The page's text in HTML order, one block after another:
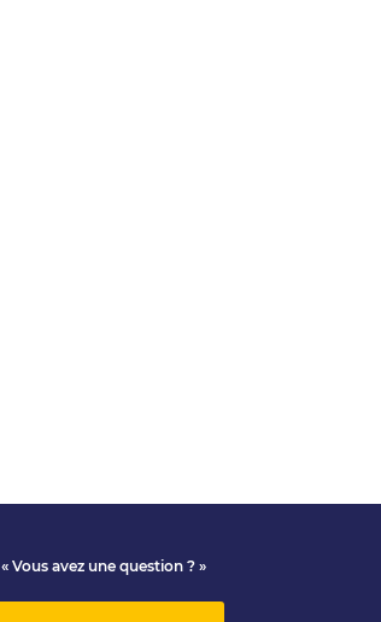
« Vous avez une question ? »